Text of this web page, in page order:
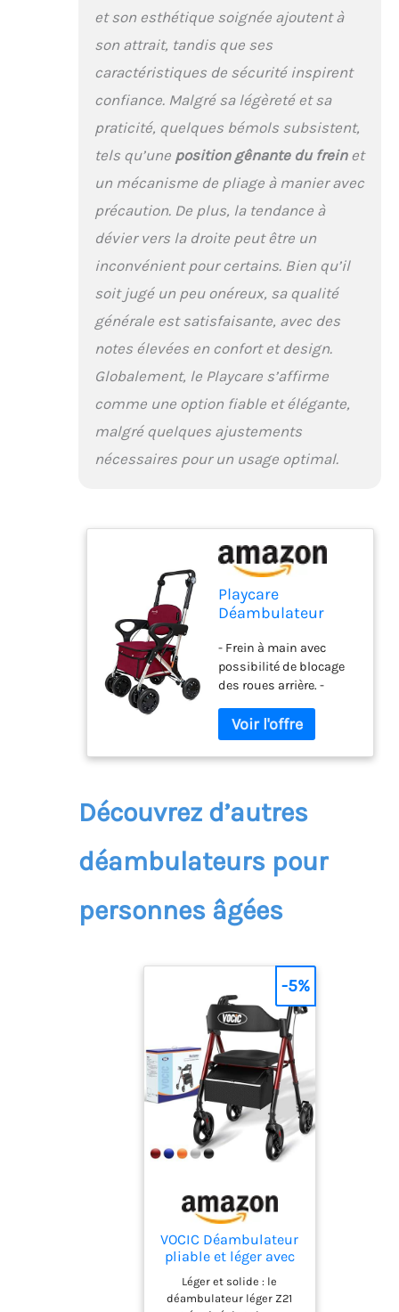
et son esthétique soignée ajoutent à
son attrait, tandis que ses
caractéristiques de sécurité inspirent
confiance. Malgré sa légèreté et sa
praticité, quelques bémols subsistent,
tels qu’une position gênante du freinet
un mécanisme de pliage à manier avec
précaution. De plus, la tendance à
dévier vers la droite peut être un
inconvénient pour certains. Bien qu’il
soit jugé un peu onéreux, sa qualité
générale est satisfaisante, avec des
notes élevées en confort et design.
Globalement, le Playcare s’affirme
comme une option fiable et élégante,
malgré quelques ajustements
nécessaires pour un usage optimal.
Playcare
Déambulateur
âgées avec siège et
accoudoirs large,
couleur grenat
- Frein à main avec
possibilité de blocage
des roues arrière. -
avant à 0°, 90° et 360°. -
Poignée réglable en
hauteur. - Sac lavable
Découvrez d’autres
déambulateurs pour
personnes âgées
VOCIC Déambulateur
pliable et léger avec
siège, déambulateur
étroit pour
l'appartement,
Léger et solide : le
déambulateur léger Z21
-5%